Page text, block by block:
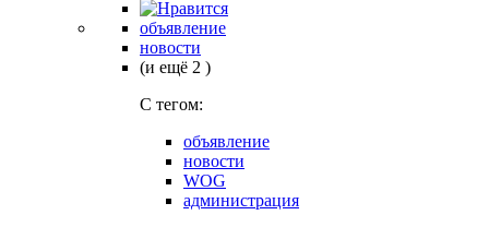
объявление
новости
(и ещё 2 )
C тегом:
объявление
новости
WOG
администрация